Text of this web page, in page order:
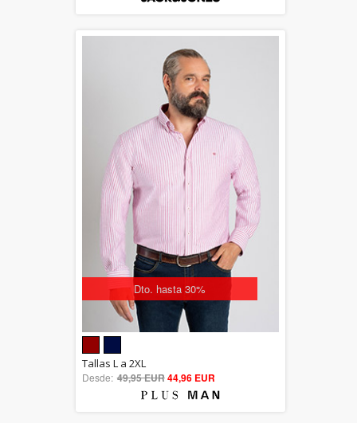
Dto. hasta 30%
out of 5
Tallas L a 2XL
Desde: 49,95 EUR44,96 EUR